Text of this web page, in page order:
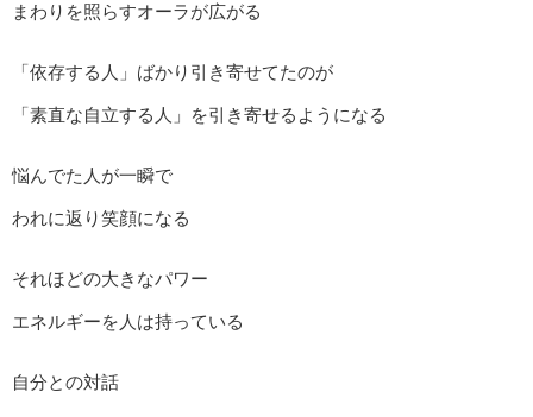
まわりを照らすオーラが広がる
「依存する人」ばかり引き寄せてたのが
「素直な自立する人」を引き寄せるようになる
悩んでた人が一瞬で
われに返り笑顔になる
それほどの大きなパワー
エネルギーを人は持っている
自分との対話